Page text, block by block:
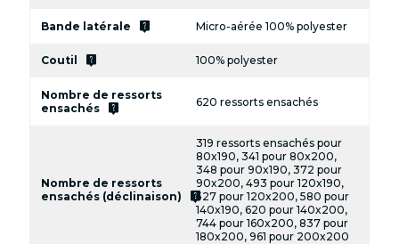
Bande latérale live_help Micro-aérée 100% polyester
Coutil live_help 100% polyester
Nombre de ressorts
ensachés
live_help 620 ressorts ensachés
Nombre de ressorts
ensachés (déclinaison)
live_help
319 ressorts ensachés pour
80x190, 341 pour 80x200,
348 pour 90x190, 372 pour
90x200, 493 pour 120x190,
527 pour 120x200, 580 pour
140x190, 620 pour 140x200,
744 pour 160x200, 837 pour
180x200, 961 pour 200x200